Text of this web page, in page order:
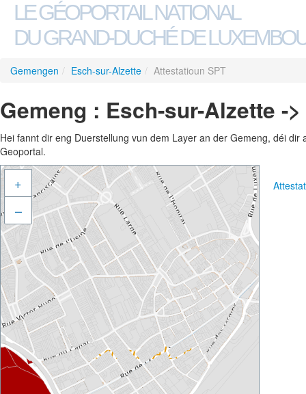
LE GÉOPORTAIL NATIONAL
DU GRAND-DUCHÉ DE
Gemengen / Esch-sur-Alzette / Attestatioun SPT
Gemeng : Esch-sur-Alzette -
Hei fannt dir eng Duerstellung vun dem Layer an der Gemeng, déi
Geoportal.
+
–